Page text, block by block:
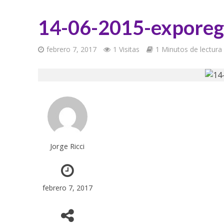
14-06-2015-
febrero 7, 2017 1 Visitas 1 Minutos de lectura
Jorge Ricci
febrero 7, 2017